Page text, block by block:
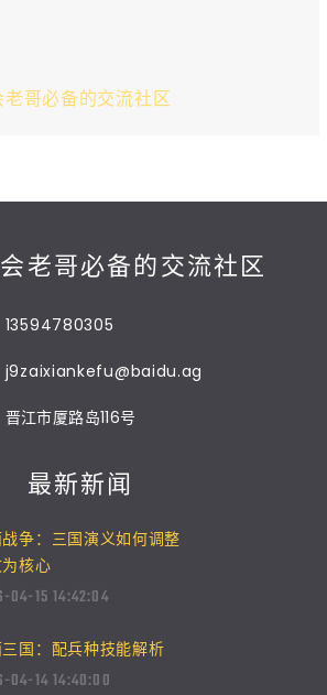
老哥必备的交流社区
老哥必备的交流社区
13594780305
j9zaixiankefu@baidu.ag
晋江市厦路岛116号
最新新闻
争：三国演义如何调整
核心
04-15 14:42:04
国：配兵种技能解析
04-14 14:40:00